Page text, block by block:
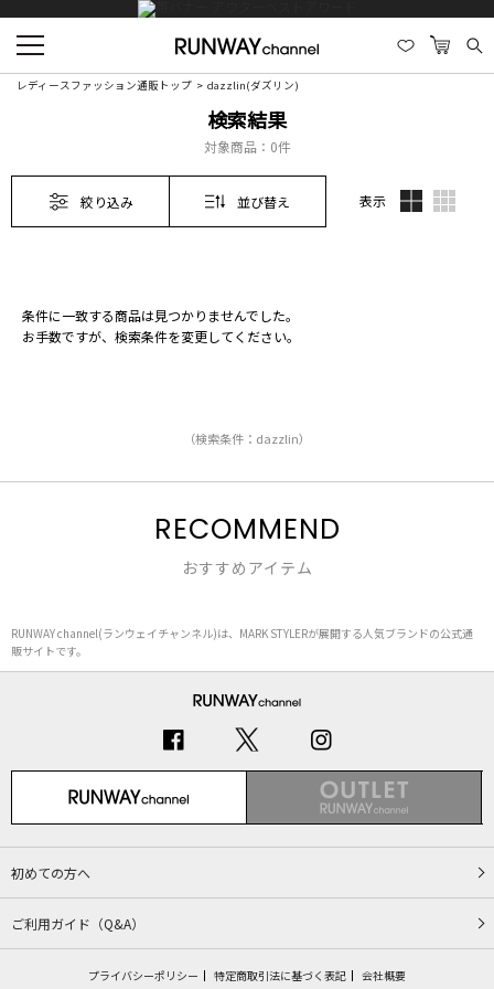
レディースファッション通販トップ dazzlin(ダズリン)
検索結果
対象商品： 0件
絞り込み 並び替え 表示
条件に一致する商品は見つかりませんでした。
お手数ですが、検索条件を変更してください。
（検索条件：dazzlin）
RECOMMEND
おすすめアイテム
RUNWAY channel(ランウェイチャンネル)は、MARK STYLERが展開する人気ブランドの公式通
販サイトです。
初めての方へ
ご利用ガイド（Q&A）
プライバシーポリシー 特定商取引法に基づく表記 会社概要